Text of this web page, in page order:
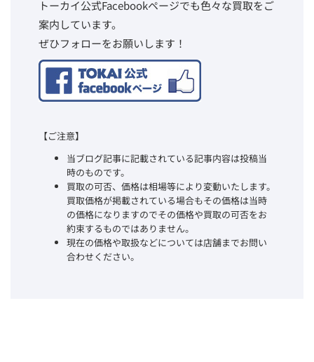
トーカイ公式Facebookページでも色々な買取をご
案内しています。
ぜひフォローをお願いします！
【ご注意】
当ブログ記事に記載されている記事内容は投稿当
時のものです。
買取の可否、価格は相場等により変動いたします。
買取価格が掲載されている場合もその価格は当時
の価格になりますのでその価格や買取の可否をお
約束するものではありません。
現在の価格や取扱などについては店舗までお問い
合わせください。